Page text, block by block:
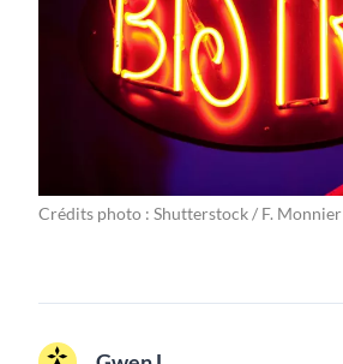
Crédits photo : Shutterstock / F. Monnier